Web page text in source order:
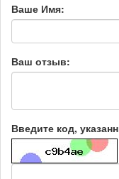
Ваше Имя:
Ваш отзыв:
Введите код,